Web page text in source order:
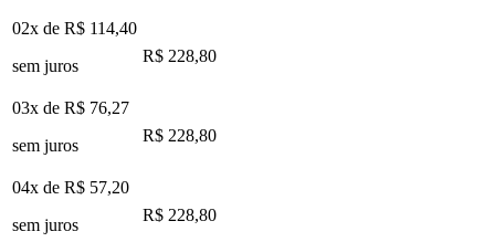
02x de R$ 114,40
sem juros
R$ 228,80
03x de R$ 76,27
sem juros
R$ 228,80
04x de R$ 57,20
sem juros
R$ 228,80